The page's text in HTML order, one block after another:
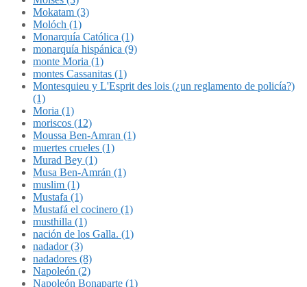
Mokatam (3)
Molóch (1)
Monarquía Católica (1)
monarquía hispánica (9)
monte Moria (1)
montes Cassanitas (1)
Montesquieu y L'Esprit des lois (¿un reglamento de policía?)
(1)
Moria (1)
moriscos (12)
Moussa Ben-Amran (1)
muertes crueles (1)
Murad Bey (1)
Musa Ben-Amrán (1)
muslim (1)
Mustafa (1)
Mustafá el cocinero (1)
musthilla (1)
nación de los Galla. (1)
nadador (3)
nadadores (8)
Napoleón (2)
Napoleón Bonaparte (1)